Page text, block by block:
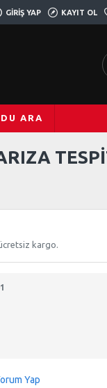
GIRIŞ YAP KAYIT OL
ARA
kargo.
Yap